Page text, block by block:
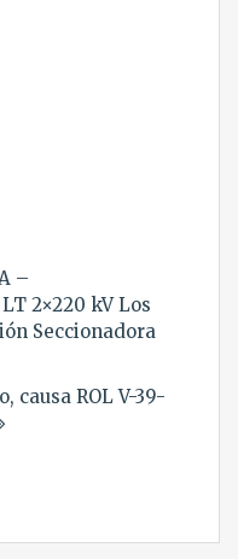
–
2×220 kV Los
Seccionadora
causa ROL V-39-